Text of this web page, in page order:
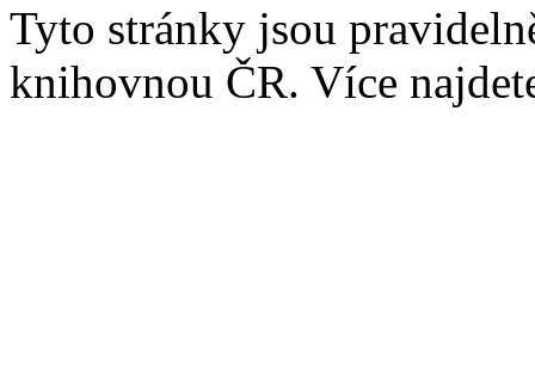
Tyto stránky jsou
knihovnou ČR. Více